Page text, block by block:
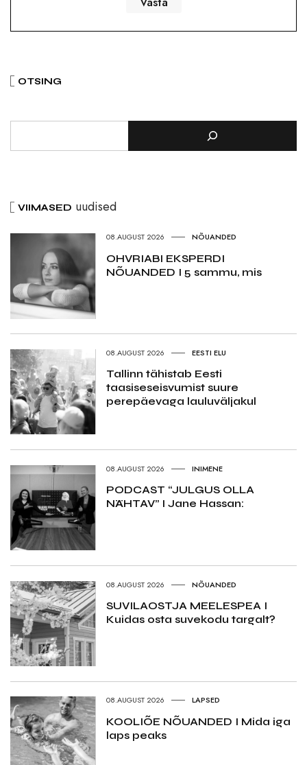
OTSING
VIIMASED uudised
08.AUGUST 2026 NÕUANDED
OHVRIABI EKSPERDI
NÕUANDED I 5 sammu, mis
08.AUGUST 2026 EESTI ELU
Tallinn tähistab Eesti
taasiseseisvumist suure
perepäevaga lauluväljakul
08.AUGUST 2026 INIMENE
PODCAST “JULGUS OLLA
NÄHTAV” I Jane Hassan:
08.AUGUST 2026 NÕUANDED
SUVILAOSTJA MEELESPEA I
Kuidas osta suvekodu targalt?
08.AUGUST 2026 LAPSED
KOOLIÕE NÕUANDED I Mida iga
laps peaks